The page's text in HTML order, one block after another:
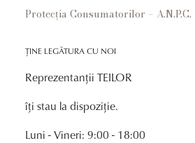
Protecția Consumatorilor – A.N.P.C.
ȚINE LEGĂTURA CU NOI
Reprezentanții TEILOR
îți stau la dispoziție.
Luni - Vineri: 9:00 - 18:00